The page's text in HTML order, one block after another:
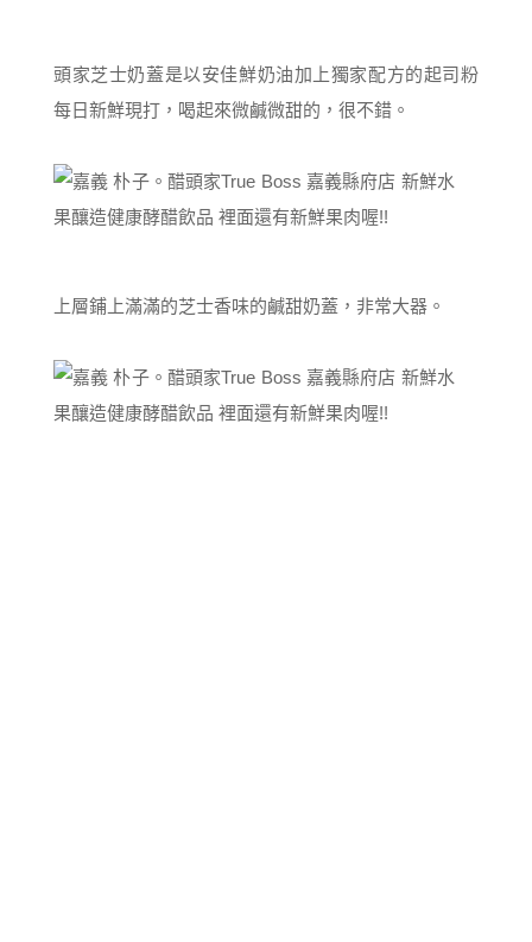
頭家芝士奶蓋是以安佳鮮奶油加上獨家配方的起司粉
每日新鮮現打，喝起來微鹹微甜的，很不錯。
上層鋪上滿滿的芝士香味的鹹甜奶蓋，非常大器。